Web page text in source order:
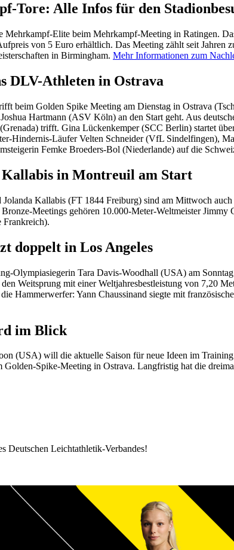
Tore: Alle Infos für den
Elite beim Mehrkampf-Meeting in Ratingen.
von 5 Euro erhältlich. Das Meeting zählt seit
in Birmingham. Mehr Informationen zum
DLV-Athleten in Ostrava
beim Golden Spike Meeting am Dienstag in Ostrava
Hartmann (ASV Köln) an den Start geht. Aus
trifft. Gina Lückenkemper (SCC Berlin) startet
Hindernis-Läufer Velten Schneider (VfL Sindelfingen),
Femke Broeders-Bol (Niederlande) auf die
in Montreuil am Start
Kallabis (FT 1844 Freiburg) sind am Mittwoch
Bronze-Meetings gehören 10.000-Meter-Weltmeister
Frankreich).
doppelt in Los Angeles
Olympiasiegerin Tara Davis-Woodhall (USA) am
Weitsprung mit einer Weltjahresbestleistung von 7,20
Hammerwerfer: Yann Chaussinand siegte mit
im Blick
(USA) will die aktuelle Saison für neue Ideen im
Golden-Spike-Meeting in Ostrava. Langfristig hat die
Deutschen Leichtathletik-Verbandes!